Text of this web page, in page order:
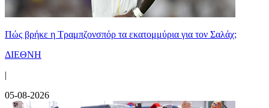
Πώς βρήκε η Τραμπζονσπόρ τα εκατομμύρια για τον Σαλάχ;
ΔΙΕΘΝΗ
|
05-08-2026